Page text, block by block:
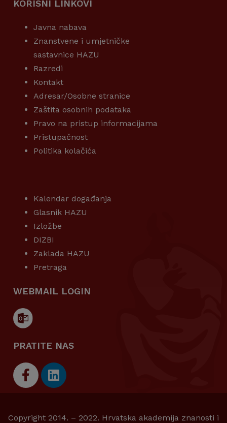
KORISNI LINKOVI
Javna nabava
Znanstvene i umjetničke
sastavnice HAZU
Razredi
Kontakt
Adresar/Osobne stranice
Zaštita osobnih podataka
Pravo na pristup informacijama
Pristupačnost
Politika kolačića
Kalendar događanja
Glasnik HAZU
Izložbe
DIZBI
Zaklada HAZU
Pretraga
WEBMAIL LOGIN
PRATITE NAS
Copyright 2014. – 2022. Hrvatska akademija znanosti i